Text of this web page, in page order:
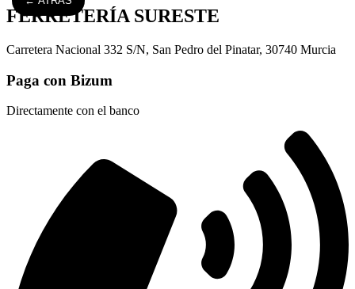
FERRETERÍA SURESTE
Carretera Nacional 332 S/N, San Pedro del Pinatar, 30740 Murcia
Paga con Bizum
Directamente con el banco